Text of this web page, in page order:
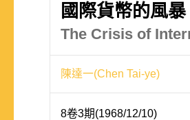
國際貨幣的風暴
The Crisis of
陳達一(Chen Tai-ye)
8卷3期(1968/12/10)